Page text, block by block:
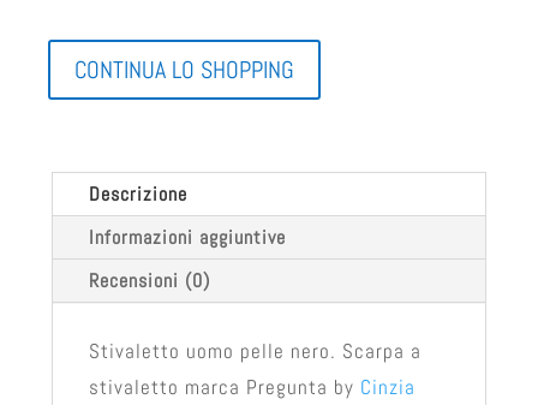
CONTINUA LO SHOPPING
Descrizione
Informazioni aggiuntive
Recensioni (0)
Stivaletto uomo pelle nero. Scarpa a
stivaletto marca Pregunta by Cinzia